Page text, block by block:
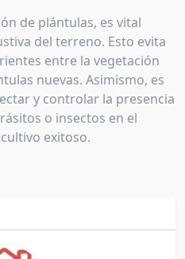
de plántulas, es vital
del terreno. Esto evita
entre la vegetación
nuevas. Asimismo, es
y controlar la presencia
o insectos en el
exitoso.